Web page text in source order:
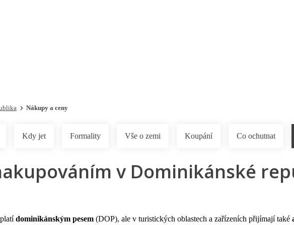
Nákupy a ceny
Kdy jet Formality Vše o zemi Koupání Co ochutnat
v Dominikánské
dominikánským pesem (DOP), ale v turistických oblastech a zařízeních přijímají také